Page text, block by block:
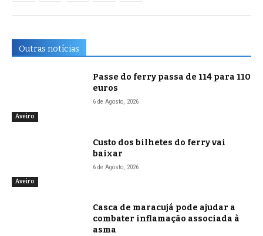
Outras notícias
Aveiro
Passe do ferry passa de 114 para 110
euros
6 de Agosto, 2026
Aveiro
Custo dos bilhetes do ferry vai
baixar
6 de Agosto, 2026
Casca de maracujá pode ajudar a
combater inflamação associada à
asma